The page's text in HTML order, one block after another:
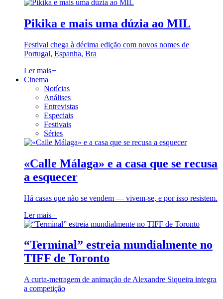
Pikika e mais uma dúzia ao MIL
Festival chega à décima edição com novos nomes de
Portugal, Espanha, Bra
Ler mais+
Cinema
Notícias
Análises
Entrevistas
Especiais
Festivais
Séries
«Calle Málaga» e a casa que se recusa
a esquecer
Há casas que não se vendem — vivem-se, e por isso resistem.
Ler mais+
“Terminal” estreia mundialmente no
TIFF de Toronto
A curta-metragem de animação de Alexandre Siqueira integra
a competição